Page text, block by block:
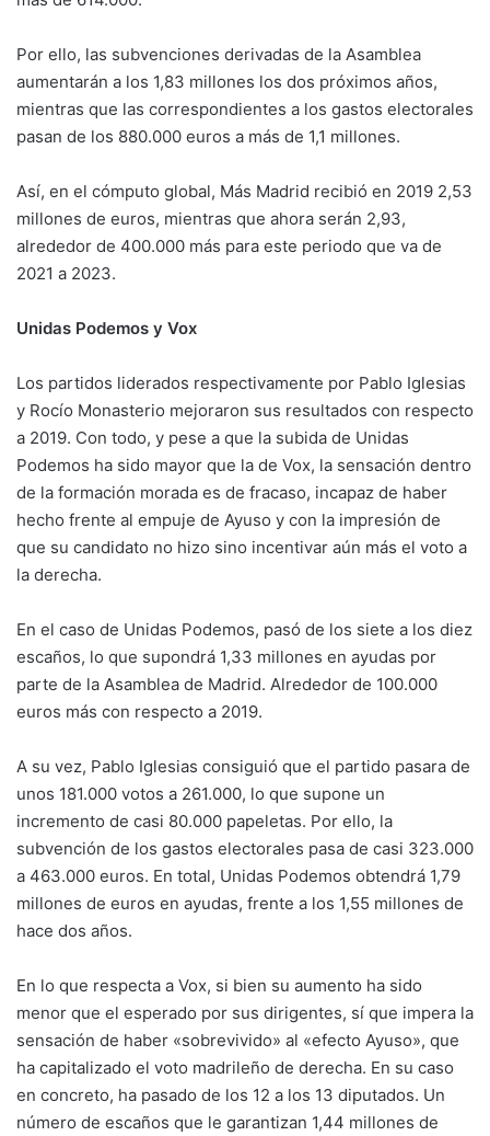
Por ello, las subvenciones derivadas de la Asamblea
aumentarán a los 1,83 millones los dos próximos años,
mientras que las correspondientes a los gastos electorales
pasan de los 880.000 euros a más de 1,1 millones.
Así, en el cómputo global, Más Madrid recibió en 2019 2,53
millones de euros, mientras que ahora serán 2,93,
alrededor de 400.000 más para este periodo que va de
2021 a 2023.
Unidas Podemos y Vox
Los partidos liderados respectivamente por Pablo Iglesias
y Rocío Monasterio mejoraron sus resultados con respecto
a 2019. Con todo, y pese a que la subida de Unidas
Podemos ha sido mayor que la de Vox, la sensación dentro
de la formación morada es de fracaso, incapaz de haber
hecho frente al empuje de Ayuso y con la impresión de
que su candidato no hizo sino incentivar aún más el voto a
la derecha.
En el caso de Unidas Podemos, pasó de los siete a los diez
escaños, lo que supondrá 1,33 millones en ayudas por
parte de la Asamblea de Madrid. Alrededor de 100.000
euros más con respecto a 2019.
A su vez, Pablo Iglesias consiguió que el partido pasara de
unos 181.000 votos a 261.000, lo que supone un
incremento de casi 80.000 papeletas. Por ello, la
subvención de los gastos electorales pasa de casi 323.000
a 463.000 euros. En total, Unidas Podemos obtendrá 1,79
millones de euros en ayudas, frente a los 1,55 millones de
hace dos años.
En lo que respecta a Vox, si bien su aumento ha sido
menor que el esperado por sus dirigentes, sí que impera la
sensación de haber «sobrevivido» al «efecto Ayuso», que
ha capitalizado el voto madrileño de derecha. En su caso
en concreto, ha pasado de los 12 a los 13 diputados. Un
número de escaños que le garantizan 1,44 millones de